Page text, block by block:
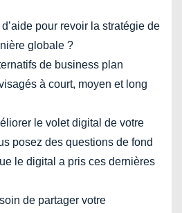
pour revoir la stratégie de
globale ?
de business plan
à court, moyen et long
le volet digital de votre
posez des questions de fond
le digital a pris ces dernières
de partager votre